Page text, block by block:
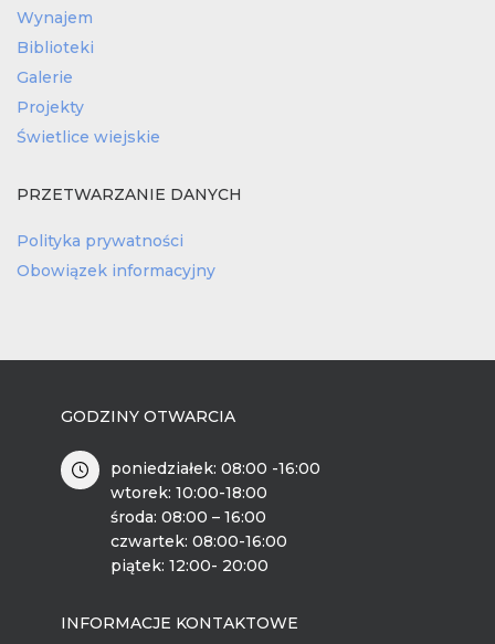
Wynajem
Biblioteki
Galerie
Projekty
Świetlice wiejskie
PRZETWARZANIE DANYCH
Polityka prywatności
Obowiązek informacyjny
GODZINY OTWARCIA
poniedziałek: 08:00 -16:00
wtorek: 10:00-18:00
środa: 08:00 – 16:00
czwartek: 08:00-16:00
piątek: 12:00- 20:00
INFORMACJE KONTAKTOWE